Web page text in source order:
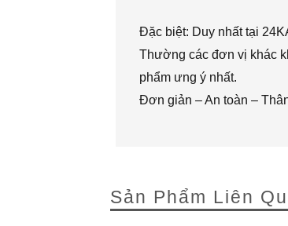
Đặc biệt: Duy nhất tại
Thường các đơn vị khác
phẩm ưng ý nhất.
Đơn giản – An toàn –
Sản Phẩm Liên